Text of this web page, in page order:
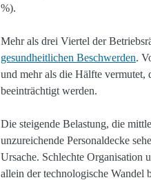
%).
Mehr als drei Viertel der
gesundheitlichen Beschwerden.
und mehr als die Hälfte vermutet,
beeinträchtigt werden.
Die steigende Belastung, die
unzureichende Personaldecke
Ursache. Schlechte Organisation
allein der technologische Wandel